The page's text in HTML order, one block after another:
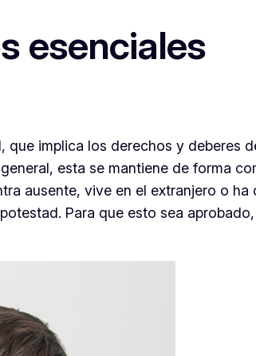
esenciales
implica los derechos y deberes
esta se mantiene de forma
ausente, vive en el extranjero o ha
Para que esto sea